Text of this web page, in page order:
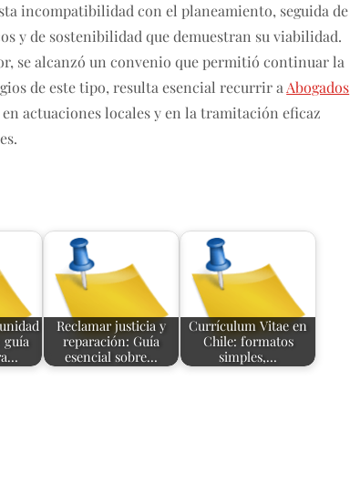
incompatibilidad con el planeamiento, seguida de
y de sostenibilidad que demuestran su viabilidad.
se alcanzó un convenio que permitió continuar la
de este tipo, resulta esencial recurrir a Abogados
actuaciones locales y en la tramitación eficaz
guía
Reclamar justicia y
reparación: Guía
esencial sobre…
Currículum Vitae en
Chile: formatos
simples,…